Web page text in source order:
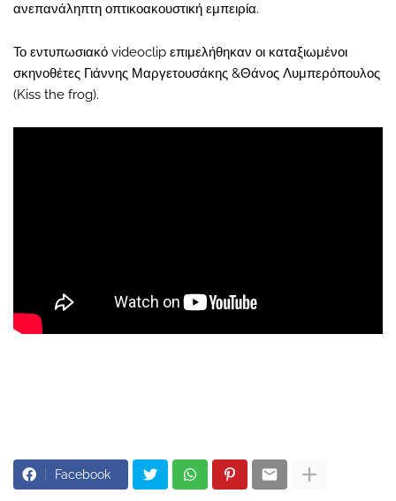
ανεπανάληπτη οπτικοακουστική εμπειρία.
Το εντυπωσιακό videoclip επιμελήθηκαν οι καταξιωμένοι
σκηνοθέτες Γιάννης Μαργετουσάκης &Θάνος Λυμπερόπουλος
(Kiss the frog).
Facebook